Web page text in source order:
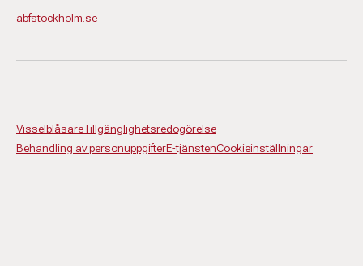
abfstockholm.se
VisselblåsareTillgänglighetsredogörelse
Behandling av personuppgifterE-tjänstenCookieinställningar